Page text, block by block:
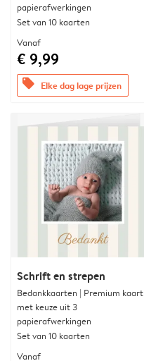
papierafwerkingen
Set van 10 kaarten
Vanaf
€ 9,99
offers Elke dag lage prijzen
Schrift en strepen
Bedankkaarten | Premium kaart
met keuze uit 3
papierafwerkingen
Set van 10 kaarten
Vanaf